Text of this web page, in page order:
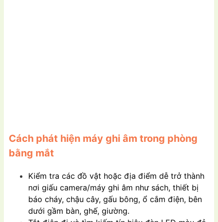
Cách phát hiện máy ghi âm trong phòng
bằng mắt
Kiểm tra các đồ vật hoặc địa điểm dễ trở thành
nơi giấu camera/máy ghi âm như sách, thiết bị
báo cháy, chậu cây, gấu bông, ổ cắm điện, bên
dưới gầm bàn, ghế, giường.